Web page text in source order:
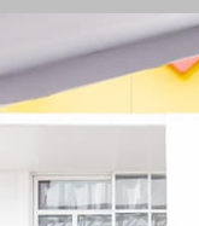
como uno de los
manufactura
una visita a la planta
en el municipio de
Desarrollo
expansión de la
una nueva